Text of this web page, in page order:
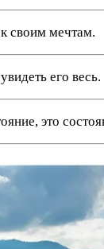
своим мечтам.
его весь.
это